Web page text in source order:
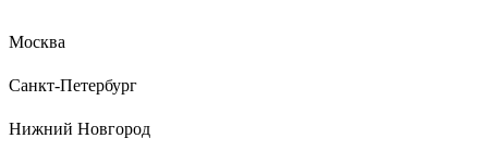
Отзыв о лепестковом круге 3М Cubitron – II
Москва
Санкт-Петербург
Нижний Новгород